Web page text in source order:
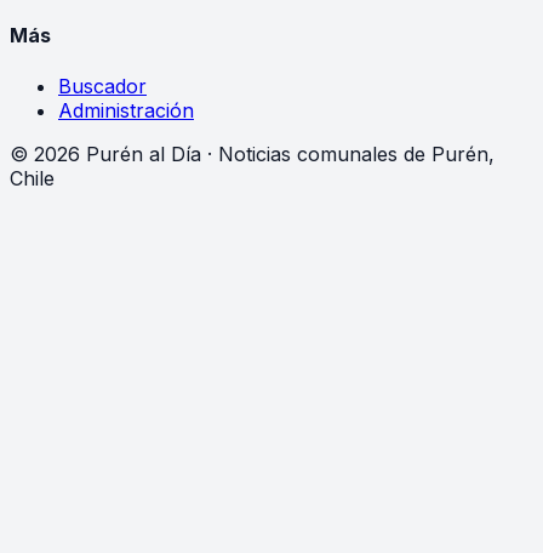
Más
Buscador
Administración
© 2026 Purén al Día · Noticias comunales de Purén,
Chile